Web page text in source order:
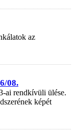
az
08.
ai rendkívüli ülése.
képét